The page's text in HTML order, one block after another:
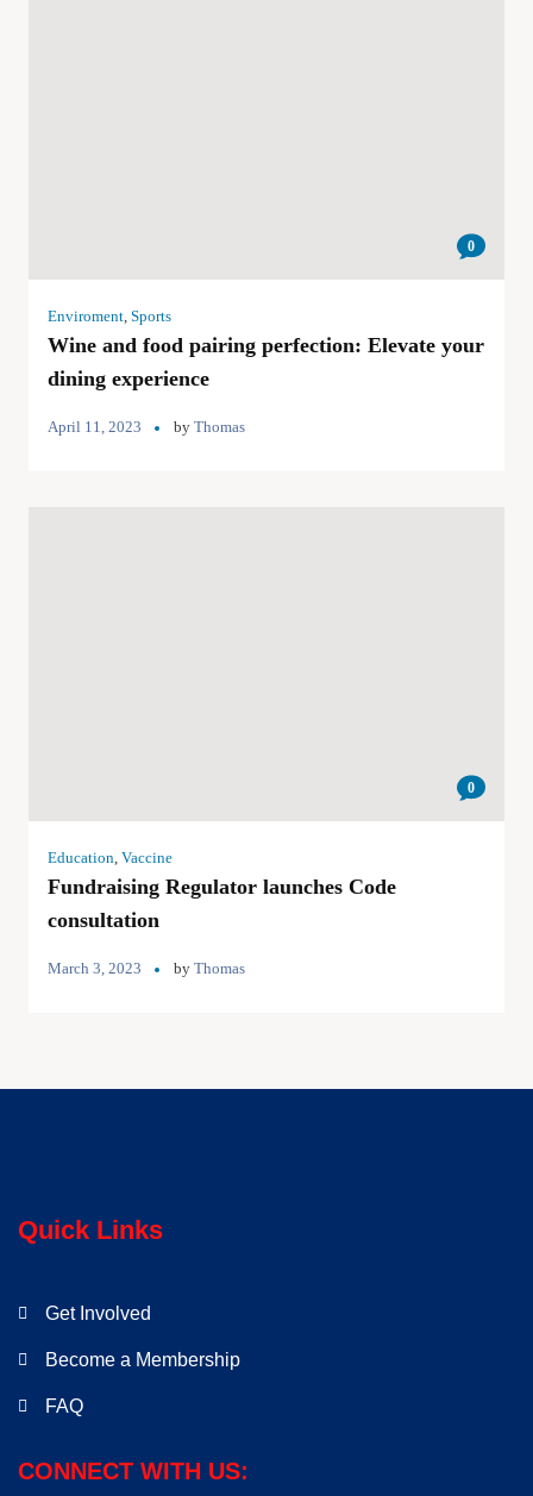
0
Enviroment Sports
Wine and food pairing perfection: Elevate your
dining experience
April 11, 2023 by Thomas
0
Education Vaccine
Fundraising Regulator launches Code
consultation
March 3, 2023 by Thomas
Quick Links
Get Involved
Become a Membership
FAQ
CONNECT WITH US: